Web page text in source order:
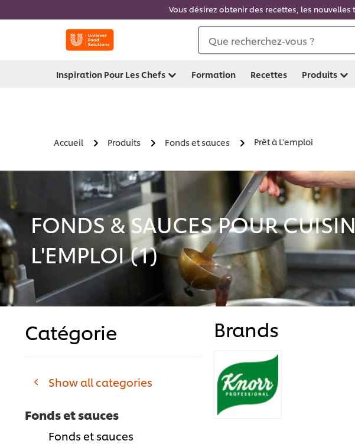
Vous désirez obtenir des recettes, les
Que recherchez-vous ?
Inspiration Pour Les Chefs Formation Recettes Produits
Accueil Produits Fonds et sauces Prêt à L'emploi
FONDS & SAUCES POUR
L'EMPLOI (1)
Catégorie
Show all categories
Fonds et sauces
Fonds et sauces
Brands